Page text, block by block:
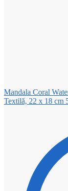
Mandala Coral
Textilă, 22 x 18 cm